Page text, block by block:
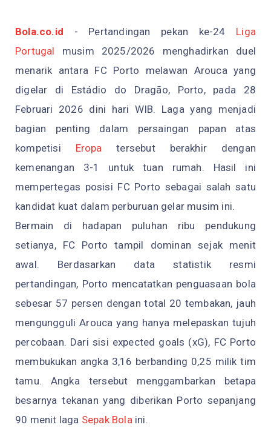
Bola.co.id - Pertandingan pekan ke-24 Liga
Portugal musim 2025/2026 menghadirkan duel
menarik antara FC Porto melawan Arouca yang
digelar di Estádio do Dragão, Porto, pada 28
Februari 2026 dini hari WIB. Laga yang menjadi
bagian penting dalam persaingan papan atas
kompetisi Eropa tersebut berakhir dengan
kemenangan 3-1 untuk tuan rumah. Hasil ini
mempertegas posisi FC Porto sebagai salah satu
kandidat kuat dalam perburuan gelar musim ini.
Bermain di hadapan puluhan ribu pendukung
setianya, FC Porto tampil dominan sejak menit
awal. Berdasarkan data statistik resmi
pertandingan, Porto mencatatkan penguasaan bola
sebesar 57 persen dengan total 20 tembakan, jauh
mengungguli Arouca yang hanya melepaskan tujuh
percobaan. Dari sisi expected goals (xG), FC Porto
membukukan angka 3,16 berbanding 0,25 milik tim
tamu. Angka tersebut menggambarkan betapa
besarnya tekanan yang diberikan Porto sepanjang
90 menit laga Sepak Bolaini.